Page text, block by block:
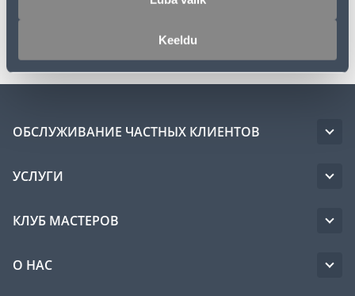
Keeldu
ОБСЛУЖИВАНИЕ ЧАСТНЫХ КЛИЕНТОВ
УСЛУГИ
КЛУБ МАСТЕРОВ
О НАС